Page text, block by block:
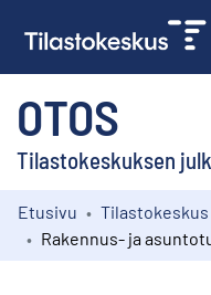
OTOS
Tilastokeskuksen
Kokoelmat
Etusivu Tilastokeskus